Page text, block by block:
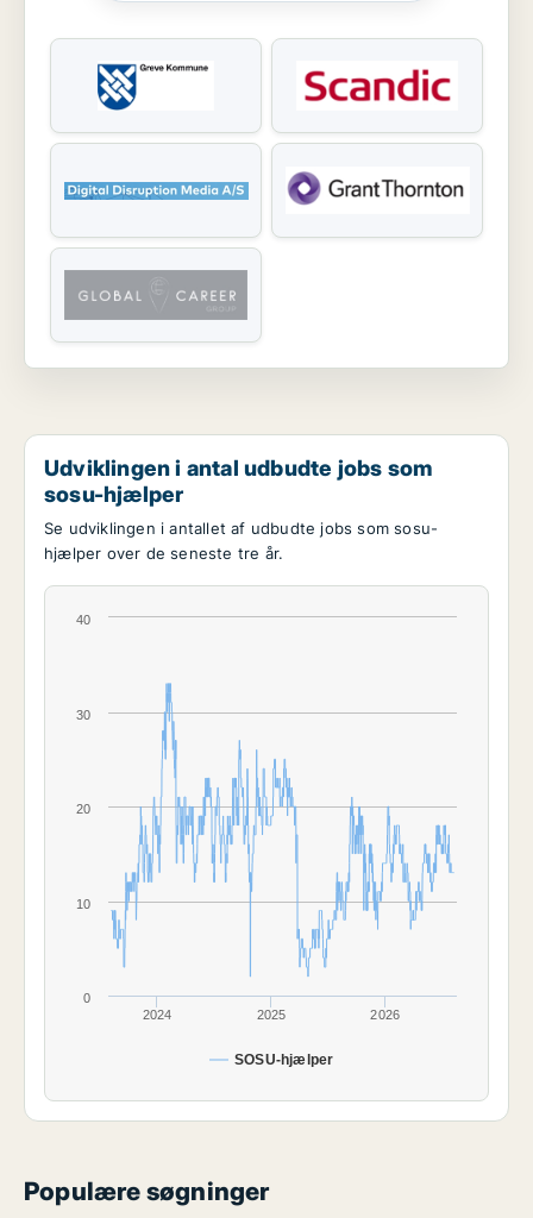
Udviklingen i antal udbudte jobs som
sosu-hjælper
Se udviklingen i antallet af udbudte jobs som sosu-
hjælper over de seneste tre år.
SOSU-hjælper
2024 2025 2026
0
10
20
30
40
Populære søgninger